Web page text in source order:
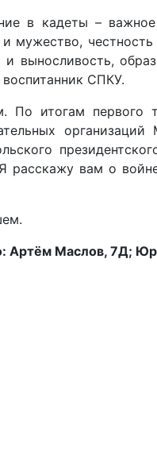
в кадеты –
мужество,
выносливость,
СПКУ.
По итогам первого
расскажу вам о
Артём Маслов, 7Д;